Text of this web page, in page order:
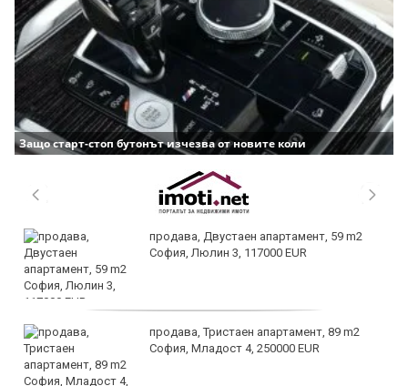
Защо старт-стоп бутонът изчезва от новите коли
продава, Двустаен апартамент, 59 m2
София, Люлин 3, 117000 EUR
продава, Тристаен апартамент, 89 m2
София, Младост 4, 250000 EUR